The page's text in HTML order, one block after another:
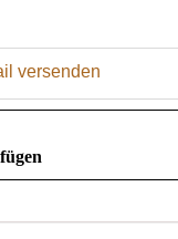
versenden